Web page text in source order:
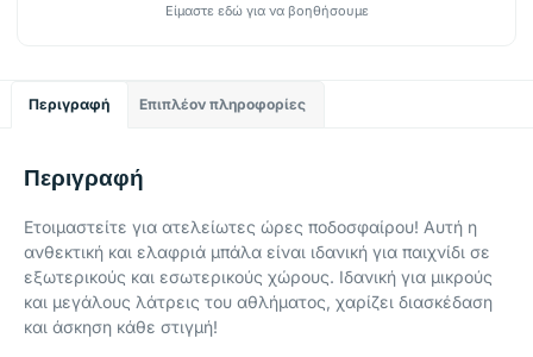
Είμαστε εδώ για να βοηθήσουμε
Περιγραφή Επιπλέον πληροφορίες
Περιγραφή
Ετοιμαστείτε για ατελείωτες ώρες ποδοσφαίρου! Αυτή η
ανθεκτική και ελαφριά μπάλα είναι ιδανική για παιχνίδι σε
εξωτερικούς και εσωτερικούς χώρους. Ιδανική για μικρούς
και μεγάλους λάτρεις του αθλήματος, χαρίζει διασκέδαση
και άσκηση κάθε στιγμή!